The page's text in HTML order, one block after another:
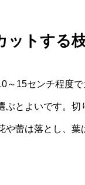
ットする
～15センチ程度
ぶとよいです。
や蕾は落とし、